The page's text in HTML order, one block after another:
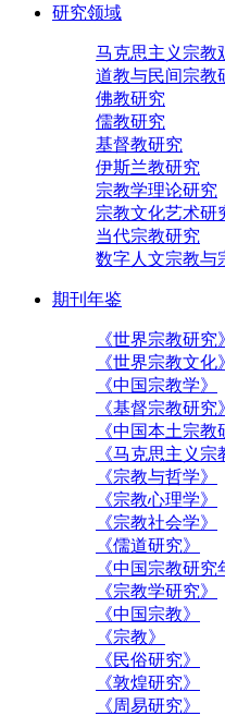
研究领域
马克思主义宗教
道教与民间宗教
佛教研究
儒教研究
基督教研究
伊斯兰教研究
宗教学理论研究
宗教文化艺术研
当代宗教研究
数字人文宗教与
期刊年鉴
《世界宗教研究》
《世界宗教文化》
《中国宗教学》
《基督宗教研究》
《中国本土宗教
《马克思主义宗
《宗教与哲学》
《宗教心理学》
《宗教社会学》
《儒道研究》
《中国宗教研究
《宗教学研究》
《中国宗教》
《宗教》
《民俗研究》
《敦煌研究》
《周易研究》